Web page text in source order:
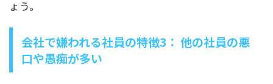
ょう。
会社で嫌われる社員の特徴3： 他の社員の悪
口や愚痴が多い